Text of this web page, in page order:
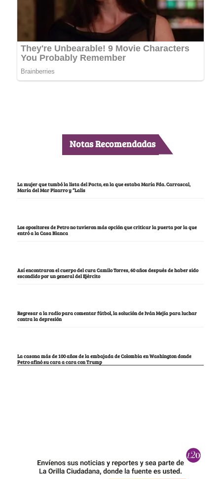
Notas Recomendadas
La mujer que tumbó la lista del Pacto, en la que estaba María Fda. Carrascal,
María del Mar Pizarro y “Lalis
Los opositores de Petro no tuvieron más opción que criticar la puerta por la que
entró a la Casa Blanca
Así encontraron el cuerpo del cura Camilo Torres, 60 años después de haber sido
escondido por un general del Ejército
Regresar a la radio para comentar fútbol, la solución de Iván Mejía para luchar
contra la depresión
La casona más de 100 años de la embajada de Colombia en Washington donde
Petro afinó su cara a cara con Trump